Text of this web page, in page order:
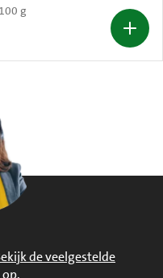
g
de veelgestelde
op.